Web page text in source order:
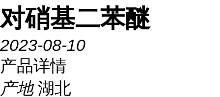
对硝基二苯醚
2023-08-10
产品详情
产地 湖北